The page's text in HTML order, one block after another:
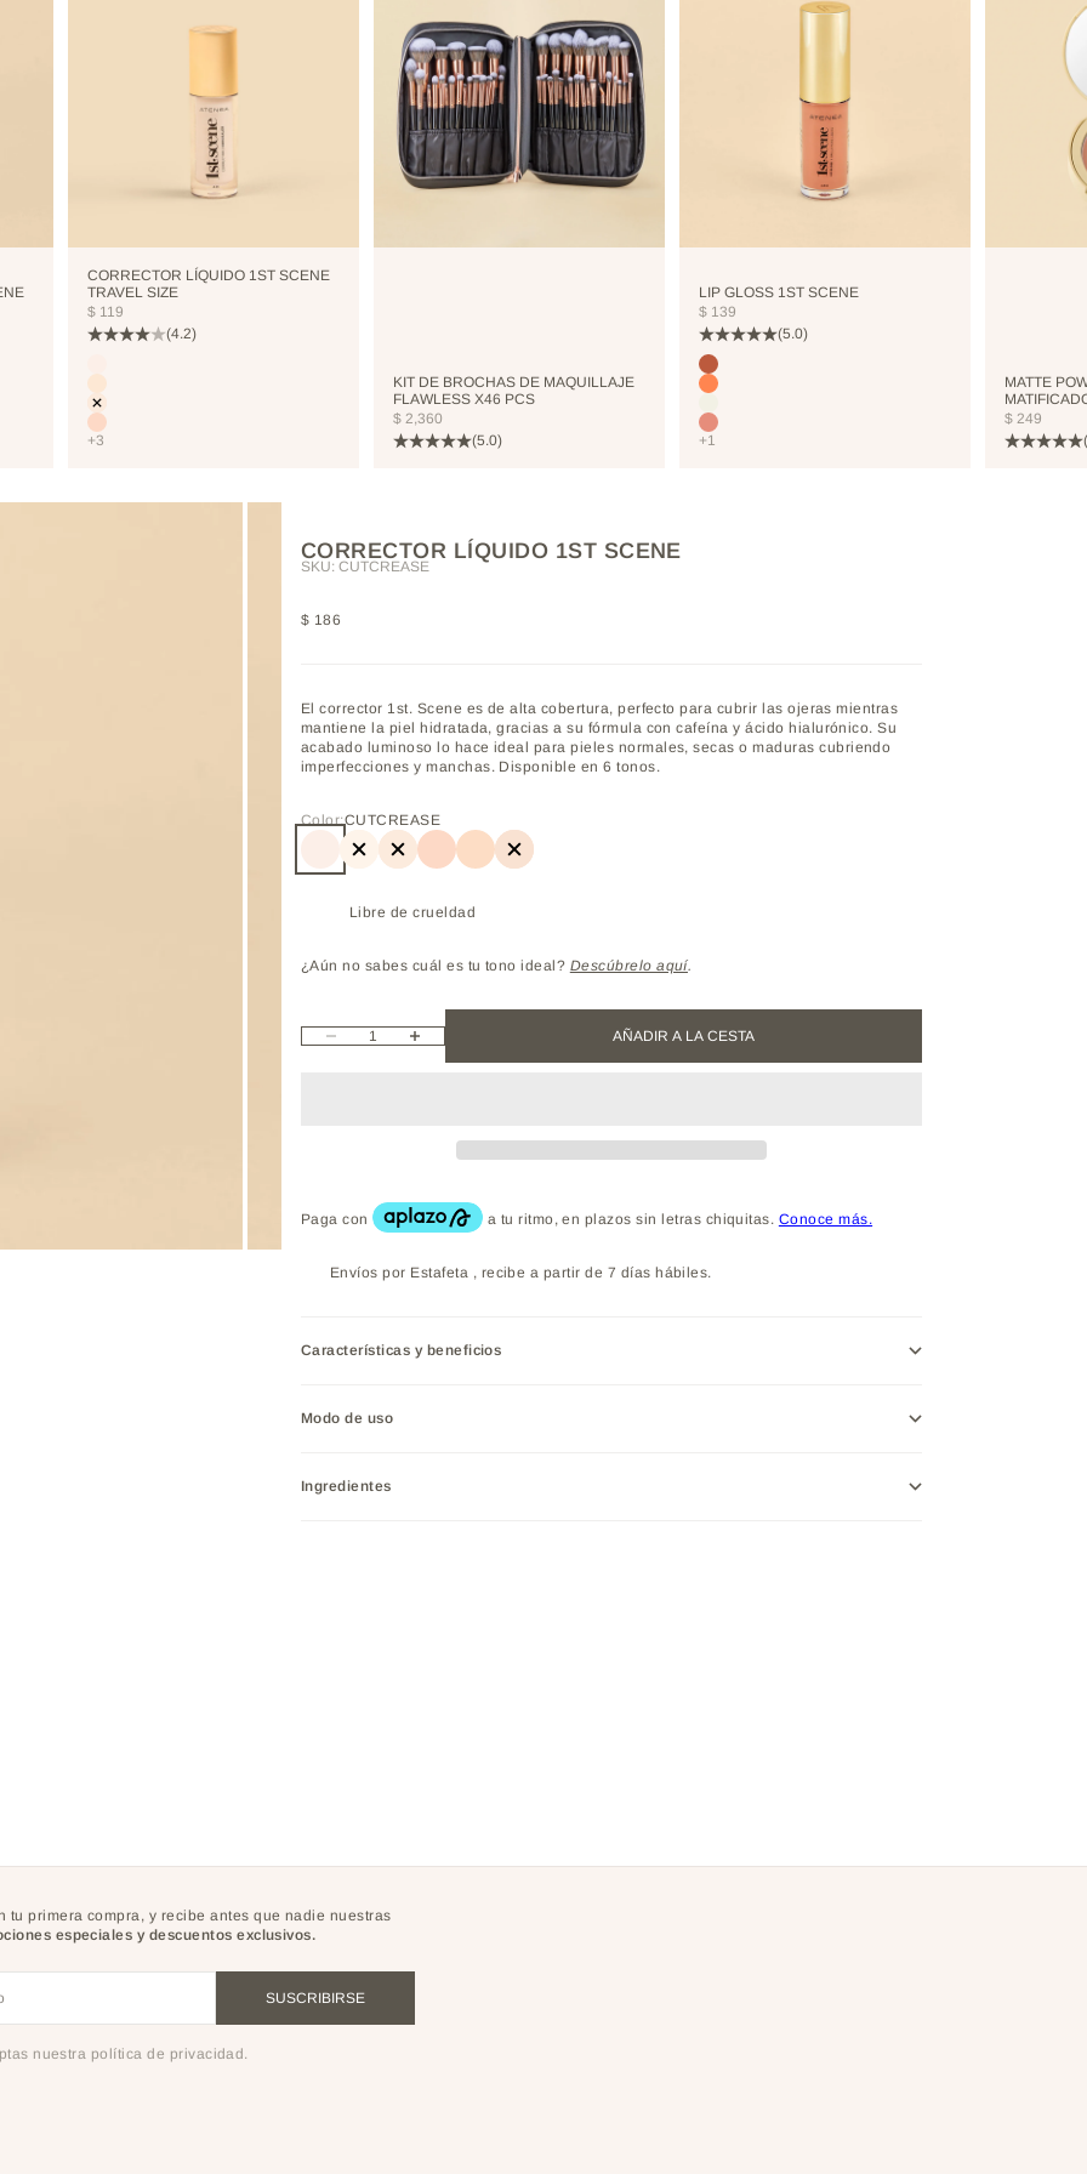
CORRECTOR LÍQUIDO 1ST SCENE
TRAVEL SIZE
PRECIO DE OFERTA
$ 119
(4.2)
CUTCREASE
NEUTRALIZER
VANILLA
NUDE
+3
KIT DE BROCHAS DE MAQUILLAJE
FLAWLESS X46 PCS
PRECIO DE OFERTA
$ 2,360
(5.0)
LIP GLOSS 1ST SCENE
PRECIO DE OFERTA
$ 139
(5.0)
Color
COCO
CORALHAZE
COOLICE
BRIGHTPINK
+1
MATTE
PRECIO DE
$ 249
CORRECTOR LÍQUIDO 1ST SCENE
SKU: CUTCREASE
Precio de oferta
$ 186
El corrector 1st. Scene es de alta cobertura, perfecto para cubrir las ojeras mientras
mantiene la piel hidratada, gracias a su fórmula con cafeína y ácido hialurónico. Su
acabado luminoso lo hace ideal para pieles normales, secas o maduras cubriendo
imperfecciones y manchas. Disponible en 6 tonos.
Color:CUTCREASE
CUTCREASE
NEUTRALIZER
VANILLANUDE BEIGECINNAMON
Libre de crueldad
¿Aún no sabes cuál es tu tono ideal? Descúbrelo aquí.
Reducir cantidadAumentar cantidad AÑADIR A LA CESTA
Envíos por Estafeta , recibe a partir de 7 días hábiles.
Características y beneficios
Modo de uso
Ingredientes
tu primera compra, y recibe antes que nadie nuestras
especiales y descuentos exclusivos.
SUSCRIBIRSE
nuestra política de privacidad.